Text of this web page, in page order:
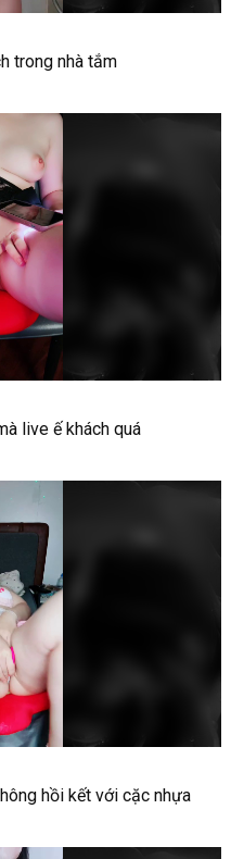
trong nhà tắm
live ế khách quá
hồi kết với cặc nhựa